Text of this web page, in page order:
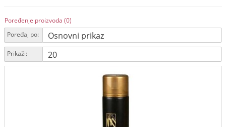
Poređenje proizvoda (0)
Poređaj po:
Prikaži: